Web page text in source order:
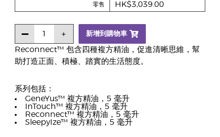
Reconnect™ 包含四種複方精油，促進清晰思維，幫
助打造正面、積極、踏實的生活態度。
系列包括：
GeneYus™ 複方精油，5 毫升
InTouch™ 複方精油，5 毫升
Reconnect™ 複方精油，5 毫升
SleepyIze™ 複方精油，5 毫升
零售 HK$3,039.00
新增到購物車